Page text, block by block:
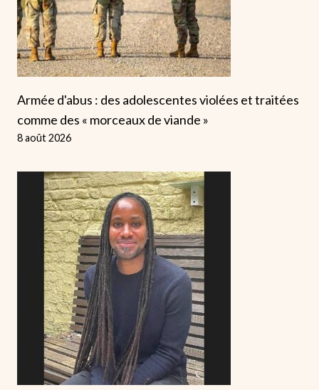
Armée d'abus : des adolescentes violées et traitées
comme des « morceaux de viande »
8 août 2026